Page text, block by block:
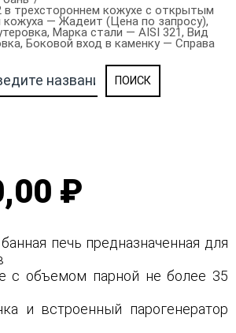
трехстороннем кожухе с открытым
— Жадеит (Цена по запросу),
Марка стали — AISI 321, Вид
Боковой вход в каменку — Справа
₽
печь предназначенная для
с объемом парной не более 35
и встроенный парогенератор